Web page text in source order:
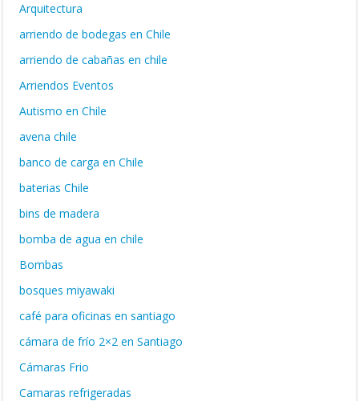
Arquitectura
arriendo de bodegas en Chile
arriendo de cabañas en chile
Arriendos Eventos
Autismo en Chile
avena chile
banco de carga en Chile
baterias Chile
bins de madera
bomba de agua en chile
Bombas
bosques miyawaki
café para oficinas en santiago
cámara de frío 2×2 en Santiago
Cámaras Frio
Camaras refrigeradas